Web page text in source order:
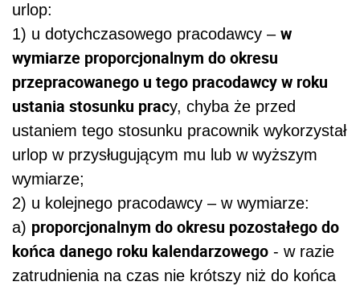
urlop:
1) u dotychczasowego pracodawcy – w
wymiarze proporcjonalnym do okresu
przepracowanego u tego pracodawcy w roku
ustania stosunku pracy, chyba że przed
ustaniem tego stosunku pracownik wykorzystał
urlop w przysługującym mu lub w wyższym
wymiarze;
2) u kolejnego pracodawcy – w wymiarze:
a) proporcjonalnym do okresu pozostałego do
końca danego roku kalendarzowego - w razie
zatrudnienia na czas nie krótszy niż do końca